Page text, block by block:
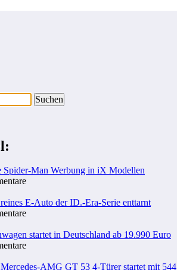
Spider-Man Werbung in iX Modellen
E-Auto der ID.-Era-Serie enttarnt
startet in Deutschland ab 19.990 Euro
AMG GT 53 4-Türer startet mit 544